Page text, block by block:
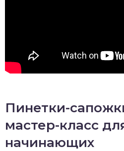
Пинетки-
мастер-класс
начинающих